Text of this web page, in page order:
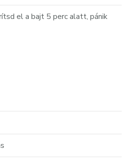
el a bajt 5 perc alatt, pánik